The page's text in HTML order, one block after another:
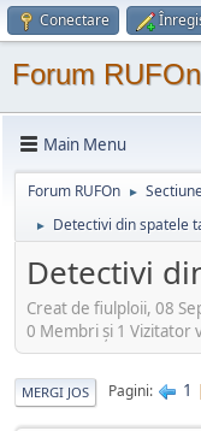
Conectare
Forum RUFOn
Main Menu
Forum RUFOn ►
► Detectivi din spatele
Detectivi
Creat de fiulploii, 08
0 Membri şi 1 Vizitator
MERGI JOS Pagini 1